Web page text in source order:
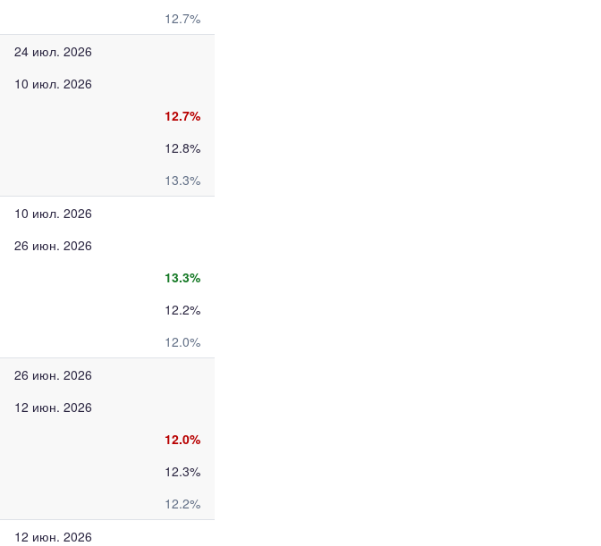
12.7%
24 июл. 2026
10 июл. 2026
12.7%
12.8%
13.3%
10 июл. 2026
26 июн. 2026
13.3%
12.2%
12.0%
26 июн. 2026
12 июн. 2026
12.0%
12.3%
12.2%
12 июн. 2026